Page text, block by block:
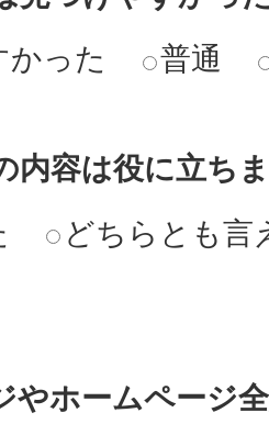
かった
普通
内容は役に立ち
どちらとも言
やホームページ